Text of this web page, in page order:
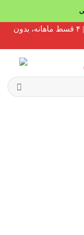
| ۴ قسط ماهانه، بدون